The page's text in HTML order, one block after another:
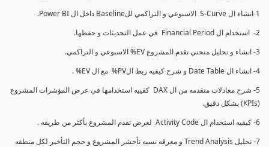
1-انشاء ال S-Curve الاسبوعي و التراكمي للBaseline داخل ال Power BI.
2- استخدام ال Financial Period في عمل التحديثات و حفظها.
3- انشاء و تحليل منحني تقدم المشروع EV% الاسبوعي و التراكمي.
4- انشاء ال Date Table و شرح كيفيه ربط الPV% مع ال EV% .
5- شرح معادلات متقدمه من ال DAX كفييه استخدامها في عرض المؤشرات المشروع
(KPIs) بشكل دقيق.
6- كيفيه استخدام ال Activity Code لعرض تقدم المشروع بأكثر من طريقه .
7- تحليل Trend Analysis و معرفه نسبه تأخشر المشروع و حجم التأخير لكل منطقه